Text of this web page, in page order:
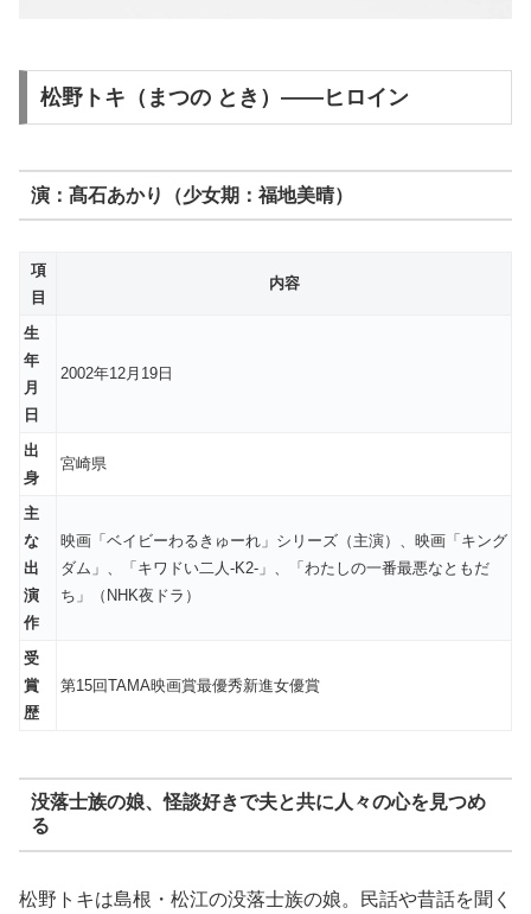
松野トキ（まつの とき）——ヒロイン
演：髙石あかり（少女期：福地美晴）
項
目
内容
生
年
月
日
2002年12月19日
出
身
宮崎県
主
な
出
演
作
映画「ベイビーわるきゅーれ」シリーズ（主演）、映画「キング
ダム」、「キワドい二人-K2-」、「わたしの一番最悪なともだ
ち」（NHK夜ドラ）
受
賞
歴
第15回TAMA映画賞最優秀新進女優賞
没落士族の娘、怪談好きで夫と共に人々の心を見つめ
る
松野トキは島根・松江の没落士族の娘。民話や昔話を聞く